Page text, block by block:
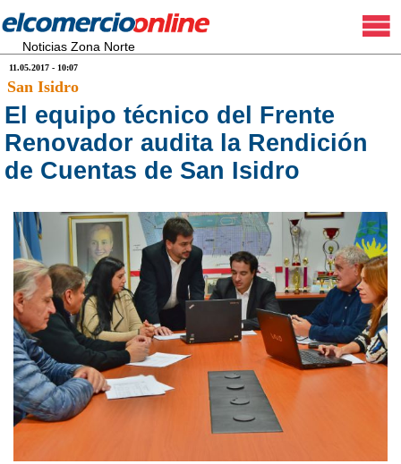
Noticias Zona Norte
11.05.2017 - 10:07
San Isidro
El equipo técnico del Frente
Renovador audita la Rendición
de Cuentas de San Isidro